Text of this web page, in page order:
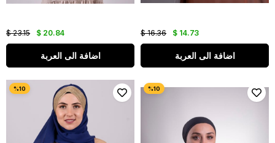
$ 20.84
$ 23.15
اضافة الى العربة
$ 14.73
$ 16.36
اضافة الى العربة